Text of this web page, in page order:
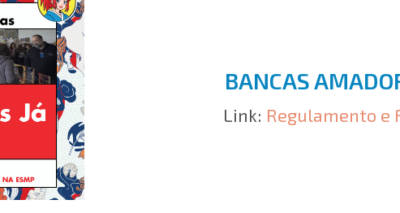
BANCAS
Link: Regulamento e